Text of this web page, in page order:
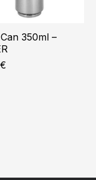
350ml –
€